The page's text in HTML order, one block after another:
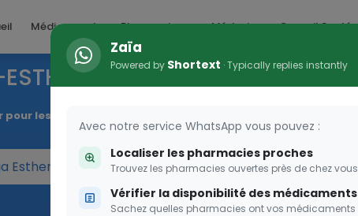
Médicaments Pharmacies Médecins Conseil Santé
les femmes enceintes
Esther pour les femmes enceintes
Zaïa
Powered by Shortext · Typically replies instantly
Avec notre service WhatsApp vous pouvez :
Localiser les pharmacies proches
Trouvez les pharmacies ouvertes près de chez vous
Vérifier la disponibilité des médicaments
Sachez quelles pharmacies ont vos médicaments